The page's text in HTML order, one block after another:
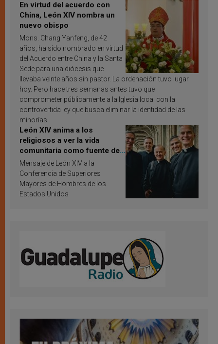
En virtud del acuerdo con
China, León XIV nombra un
nuevo obispo
Mons. Chang Yanfeng, de 42
años, ha sido nombrado en virtud
del Acuerdo entre China y la Santa
Sede para una diócesis que
llevaba veinte años sin pastor. La ordenación tuvo lugar
hoy. Pero hace tres semanas antes tuvo que
comprometer públicamente a la Iglesia local con la
controvertida ley que busca eliminar la identidad de las
minorías.
León XIV anima a los
religiosos a ver la vida
comunitaria como fuente de
inspiración y santificación
Mensaje de León XIV a la
Conferencia de Superiores
Mayores de Hombres de los
Estados Unidos